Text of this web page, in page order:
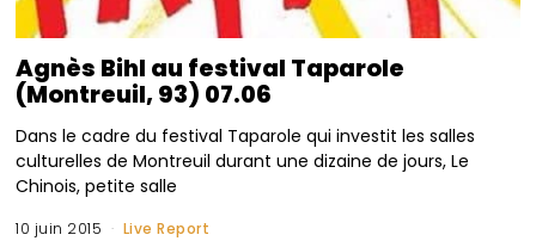
Agnès Bihl au festival Taparole
(Montreuil, 93) 07.06
Dans le cadre du festival Taparole qui investit les salles
culturelles de Montreuil durant une dizaine de jours, Le
Chinois, petite salle
10 juin 2015 Live Report